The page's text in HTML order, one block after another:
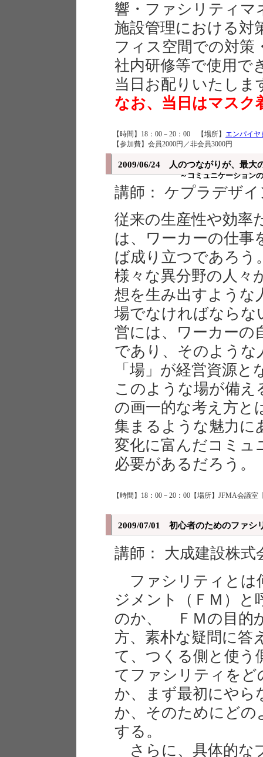
響・ファシリティマ
施設管理における対
フィス空間での対策
社内研修等で使用で
当日お配りいたしま
なお、当日はマスク
【時間】18：00－20：00 【場所】 エンパイヤ
【参加費】会員2000円／非会員3000円
2009/06/24 人のつながりが、最大
～コミュニケーション
講師： ケプラデ
従来の生産性や効率
は、ワーカーの仕事
ば成り立つであろう
様々な異分野の人々
想を生み出すような
場でなければならな
営には、ワーカーの
であり、そのような
「場」が経営資源
このような場が備え
の画一的な考え方と
集まるような魅力に
変化に富んだコミュ
必要があるだろう。
【時間】18：00－20：00【場所】JFMA会議
2009/07/01 初心者のためのファシ
講師： 大成建設
ファシリティとは
ジメント（ＦＭ）と
のか、 ＦＭの目的
方、素朴な疑問に答
て、つくる側と使う
てファシリティを
か、まず最初にやら
か、そのためにどの
する。
さらに、具体的な